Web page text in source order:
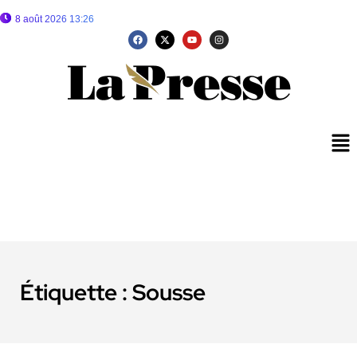
8 août 2026 13:26
Étiquette :Sousse